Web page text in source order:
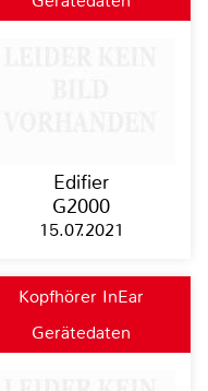
Edifier
G2000
15.07.2021
Kopfhörer InEar
Gerätedaten